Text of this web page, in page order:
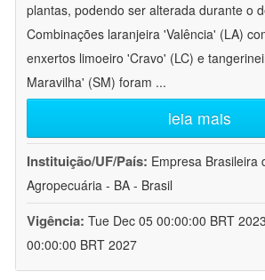
plantas, podendo ser alterada durante o
Combinações laranjeira 'Valência' (LA)
enxertos limoeiro 'Cravo' (LC) e
Maravilha' (SM) foram ...
leia mais
Instituição/UF/País: Empresa Brasileira
Agropecuária - BA - Brasil
Vigência: Tue Dec 05 00:00:00 BRT
00:00:00 BRT 2027